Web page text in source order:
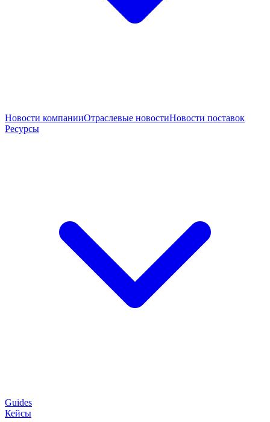
Новости компанииОтраслевые новостиНовости поставок
Ресурсы
Guides
Кейсы